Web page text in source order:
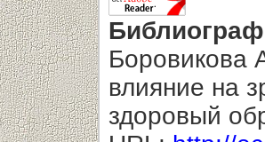
Боровикова
влияние на
здоровый